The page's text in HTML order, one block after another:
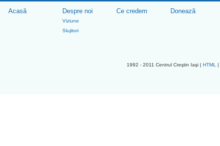
Acasă Despre noi
Viziune
Slujitori
Ce credem Donează
1992 - 2011 Centrul Creştin Iaşi |HTML